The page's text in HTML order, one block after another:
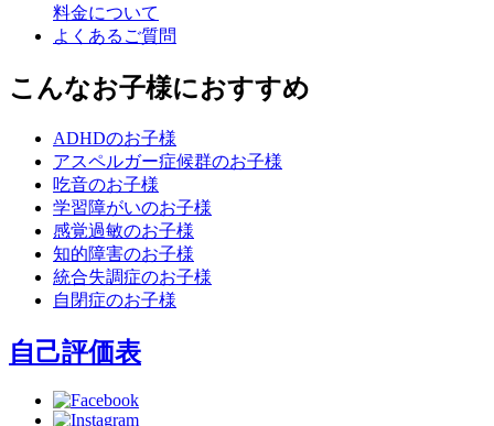
料金について
よくあるご質問
こんなお子様におすすめ
ADHDのお子様
アスペルガー症候群のお子様
吃音のお子様
学習障がいのお子様
感覚過敏のお子様
知的障害のお子様
統合失調症のお子様
自閉症のお子様
自己評価表